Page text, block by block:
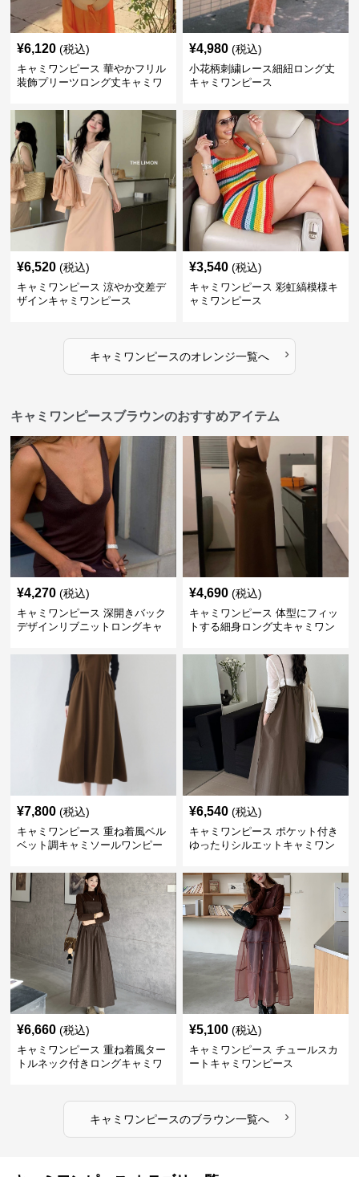
¥6,120 (税込)
キャミワンピース 華やかフリル
装飾プリーツロング丈キャミワ
¥4,980 (税込)
小花柄刺繍レース細紐ロング丈
キャミワンピース
¥6,520 (税込)
キャミワンピース 涼やか交差デ
ザインキャミワンピース
¥3,540 (税込)
キャミワンピース 彩虹縞模様キ
ャミワンピース
キャミワンピースのオレンジ一覧へ ›
キャミワンピースブラウンのおすすめアイテム
¥4,270 (税込)
キャミワンピース 深開きバック
デザインリブニットロングキャ
¥4,690 (税込)
キャミワンピース 体型にフィッ
トする細身ロング丈キャミワン
¥7,800 (税込)
キャミワンピース 重ね着風ベル
ベット調キャミソールワンピー
¥6,540 (税込)
キャミワンピース ポケット付き
ゆったりシルエットキャミワン
¥6,660 (税込)
キャミワンピース 重ね着風ター
トルネック付きロングキャミワ
¥5,100 (税込)
キャミワンピース チュールスカ
ートキャミワンピース
キャミワンピースのブラウン一覧へ ›